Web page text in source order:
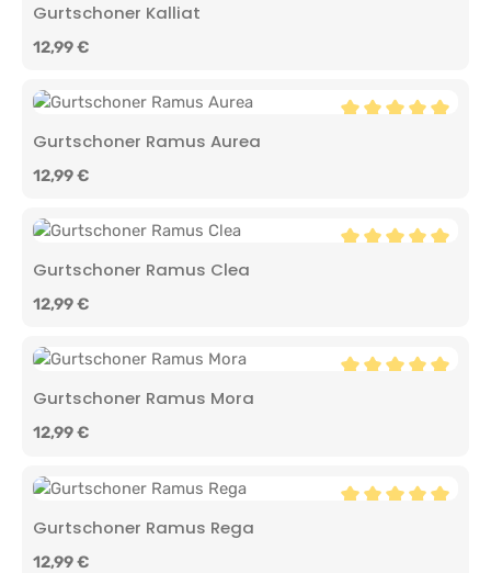
Gurtschoner Kalliat
Regulärer Preis:
12,99 €
Gurtschoner Ramus Aurea
Regulärer Preis:
12,99 €
Gurtschoner Ramus Clea
Regulärer Preis:
12,99 €
Gurtschoner Ramus Mora
Regulärer Preis:
12,99 €
Gurtschoner Ramus Rega
Regulärer Preis:
12,99 €